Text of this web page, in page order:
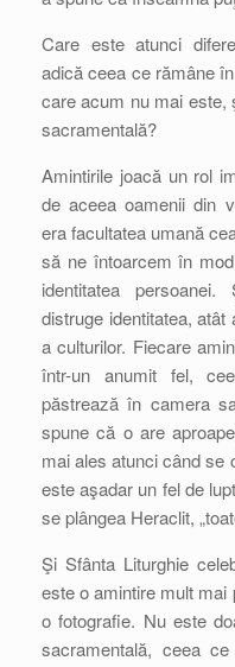
Care este atunci
adică ceea ce rămâne
care acum nu mai este,
sacramentală?
Amintirile joacă un rol
de aceea oamenii din
era facultatea umană
să ne întoarcem în
identitatea
distruge identitatea,
a culturilor. Fiecare
într-un anumit fel,
păstrează în camera
spune că o are
mai ales atunci când se
este aşadar un fel de
se plângea Heraclit,
Şi Sfânta Liturghie
este o amintire mult
o fotografie. Nu este
sacramentală, ceea